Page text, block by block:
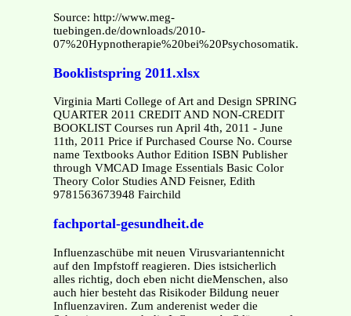
Source: http://www.meg-
tuebingen.de/downloads/2010-
07%20Hypnotherapie%20bei%20Psychosomatik.pdf.pdf
Booklistspring 2011.xlsx
Virginia Marti College of Art and Design SPRING
QUARTER 2011 CREDIT AND NON-CREDIT
BOOKLIST Courses run April 4th, 2011 - June
11th, 2011 Price if Purchased Course No. Course
name Textbooks Author Edition ISBN Publisher
through VMCAD Image Essentials Basic Color
Theory Color Studies AND Feisner, Edith
9781563673948 Fairchild
fachportal-gesundheit.de
Influenzaschübe mit neuen Virusvariantennicht
auf den Impfstoff reagieren. Dies istsicherlich
alles richtig, doch eben nicht dieMenschen, also
auch hier besteht das Risikoder Bildung neuer
Influenzaviren. Zum anderenist weder die